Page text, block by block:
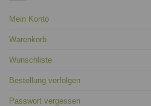
Mein Konto
Warenkorb
Wunschliste
Bestellung verfolgen
Passwort vergessen